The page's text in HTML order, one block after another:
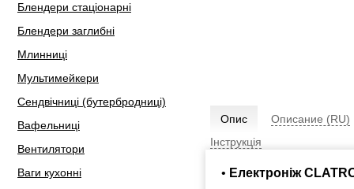
Блендери стаціонарні
Блендери заглибні
Млинниці
Мультимейкери
Сендвічниці (бутербродниці)
Вафельниці
Вентилятори
Ваги кухонні
Опис
Описание (RU)
Інструкція
• Електроніж